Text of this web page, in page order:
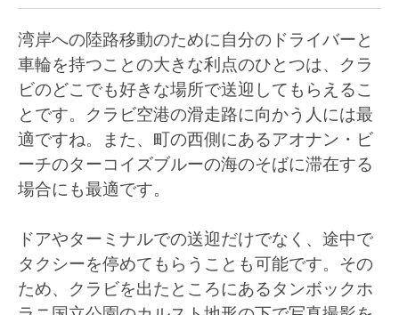
湾岸への陸路移動のために自分のドライバーと
車輪を持つことの大きな利点のひとつは、クラ
ビのどこでも好きな場所で送迎してもらえるこ
とです。クラビ空港の滑走路に向かう人には最
適ですね。また、町の西側にあるアオナン・ビ
ーチのターコイズブルーの海のそばに滞在する
場合にも最適です。
ドアやターミナルでの送迎だけでなく、途中で
タクシーを停めてもらうことも可能です。その
ため、クラビを出たところにあるタンボックホ